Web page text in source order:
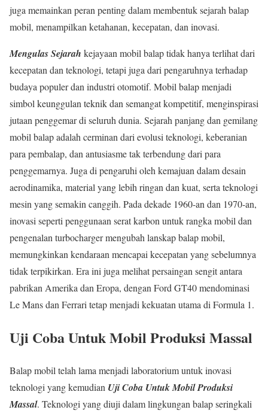
juga memainkan peran penting dalam membentuk sejarah balap
mobil, menampilkan ketahanan, kecepatan, dan inovasi.
Mengulas Sejarah kejayaan mobil balap tidak hanya terlihat dari
kecepatan dan teknologi, tetapi juga dari pengaruhnya terhadap
budaya populer dan industri otomotif. Mobil balap menjadi
simbol keunggulan teknik dan semangat kompetitif, menginspirasi
jutaan penggemar di seluruh dunia. Sejarah panjang dan gemilang
mobil balap adalah cerminan dari evolusi teknologi, keberanian
para pembalap, dan antusiasme tak terbendung dari para
penggemarnya. Juga di pengaruhi oleh kemajuan dalam desain
aerodinamika, material yang lebih ringan dan kuat, serta teknologi
mesin yang semakin canggih. Pada dekade 1960-an dan 1970-an,
inovasi seperti penggunaan serat karbon untuk rangka mobil dan
pengenalan turbocharger mengubah lanskap balap mobil,
memungkinkan kendaraan mencapai kecepatan yang sebelumnya
tidak terpikirkan. Era ini juga melihat persaingan sengit antara
pabrikan Amerika dan Eropa, dengan Ford GT40 mendominasi
Le Mans dan Ferrari tetap menjadi kekuatan utama di Formula 1.
Uji Coba Untuk Mobil Produksi Massal
Balap mobil telah lama menjadi laboratorium untuk inovasi
teknologi yang kemudian Uji Coba Untuk Mobil Produksi
Massal. Teknologi yang diuji dalam lingkungan balap seringkali